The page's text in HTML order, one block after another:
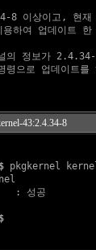
8 이상이고, 현
하여 업데이트
의 정보가
으로 업데이트를
43:2.4.34-8
pkgkernel
: 성공